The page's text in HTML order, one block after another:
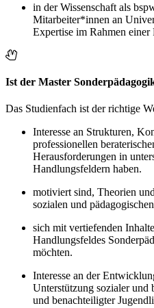
in der Wissenschaft als
Mitarbeiter*innen an
Expertise im Rahmen einer
Ist der Master
Das Studienfach ist der richtige
Interesse an Strukturen,
professionellen
Herausforderungen in
Handlungsfeldern haben.
motiviert sind, Theorien
sozialen und
sich mit vertiefenden
Handlungsfeldes
möchten.
Interesse an der
Unterstützung sozialer und
und benachteiligter